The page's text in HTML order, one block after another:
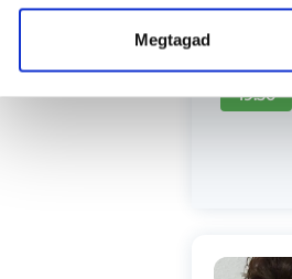
Megtagad
18:30
19:30